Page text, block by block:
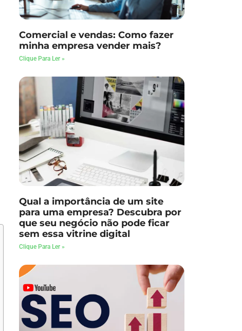
Comercial e vendas: Como fazer
minha empresa vender mais?
Clique Para Ler »
Qual a importância de um site
para uma empresa? Descubra por
que seu negócio não pode ficar
sem essa vitrine digital
Clique Para Ler »